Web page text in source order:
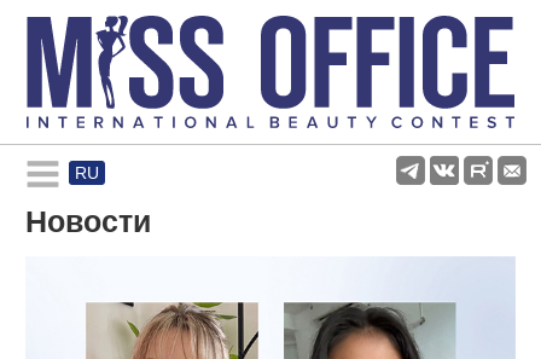
RU
Rules and regulations
Participants
Новости